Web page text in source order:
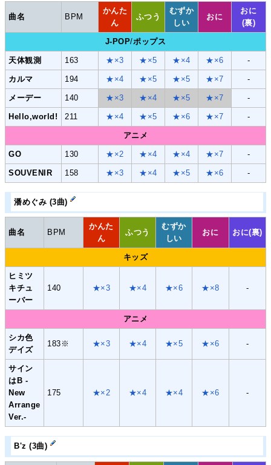
曲名 BPM
かんた
ん
ふつう
むずか
しい
おに
おに
(裏)
J-POP/ポップス
天体観測 163 ★×3 ★×5 ★×4 ★×6 -
カルマ 194 ★×4 ★×5 ★×5 ★×7 -
メーデー 140 ★×3 ★×4 ★×5 ★×7 -
Hello,world! 211 ★×4 ★×5 ★×6 ★×7 -
アニメ
GO 130 ★×2 ★×4 ★×4 ★×7 -
SOUVENIR 158 ★×3 ★×4 ★×5 ★×6 -
潘めぐみ (3曲)
曲名 BPM
かんた
ん
ふつう
むずか
しい
おに おに(裏)
キッズ
ヒミツ
キチュ
ーバー
140 ★×3 ★×4 ★×6 ★×8 -
アニメ
シカ色
デイズ
183※ ★×3 ★×4 ★×5 ★×6 -
サイン
はB -
New
Arrange
Ver.-
175 ★×2 ★×4 ★×4 ★×6 -
B'z (3曲)